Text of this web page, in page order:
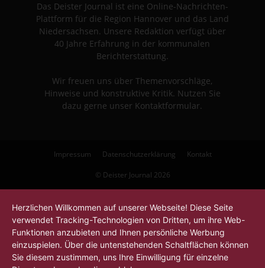
Das Deister Journal ist eine Online-Nachrichten-
Plattform für die Region Hannover und das Land
Niedersachsen. Unsere Redaktion verfügt über
40 Jahre Erfahrung in der kommunalen
Berichterstattung.
Wir freuen uns über Themenvorschläge,
Hinweise und konstruktive Kritik. Nutzen Sie
dazu gerne unser Kontaktformular.
Impressum Datenschutzerklärung Kontakt
© Deister Journal 2026
Herzlichen Willkommen auf unserer Webseite! Diese Seite
verwendet Tracking-Technologien von Dritten, um ihre Web-
Funktionen anzubieten und Ihnen persönliche Werbung
einzuspielen. Über die untenstehenden Schaltflächen können
Sie diesem zustimmen, uns Ihre Einwilligung für einzelne